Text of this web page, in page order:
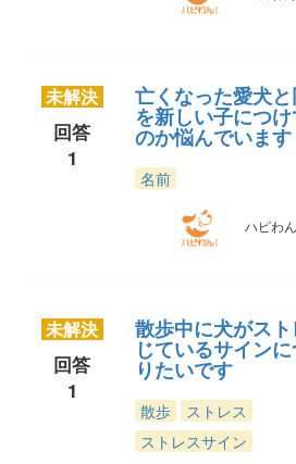
未解決
回答
1
亡くなった愛犬
を新しい子につ
のか悩んでいます
名前
ハピわ
未解決
回答
1
散歩中に犬がス
じているサイン
りたいです
散歩
ストレス
ストレスサイン